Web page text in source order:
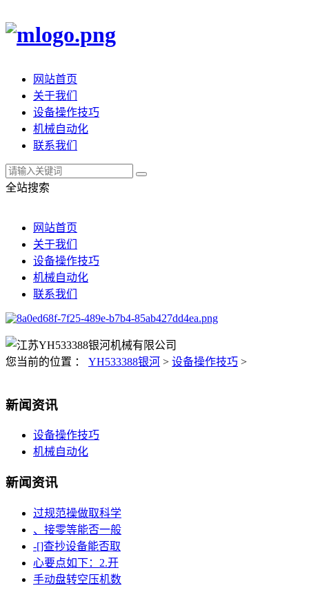
网站首页
关于我们
设备操作技巧
机械自动化
联系我们
全站搜索
网站首页
关于我们
设备操作技巧
机械自动化
联系我们
您当前的位置 ： YH533388银河 > 设备操作技巧 >
新闻资讯
设备操作技巧
机械自动化
新闻资讯
过规范操做取科学
、接零等能否一般
-[]查抄设备能否取
心要点如下：2.开
手动盘转空压机数